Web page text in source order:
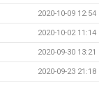
2020-10-09 12:54
2020-10-02 11:14
2020-09-30 13:21
2020-09-23 21:18